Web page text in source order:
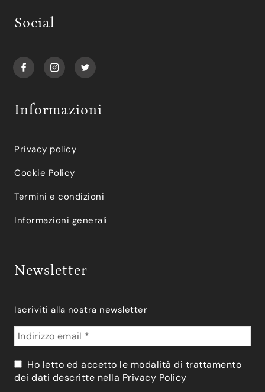
Social
Informazioni
Privacy policy
Cookie Policy
Termini e condizioni
Informazioni generali
Newsletter
Iscriviti alla nostra newsletter
Ho letto ed accetto le modalità di trattamento
dei dati descritte nella Privacy Policy